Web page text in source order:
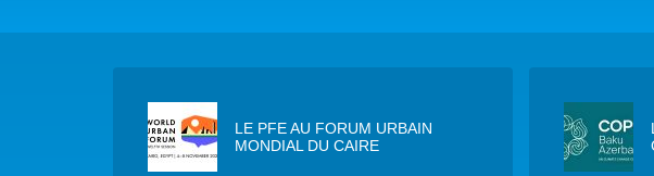
NOTRE SECRÉTARIAT EAUX, SOLS, AGROÉCOLOGIE
AUTRES EXPERTISES
LE PFE AU FORUM URBAIN
MONDIAL DU CAIRE